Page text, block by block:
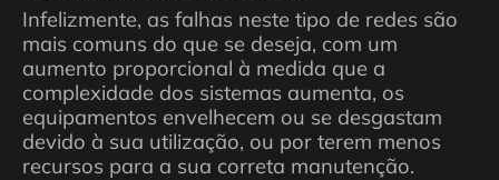
Infelizmente, as falhas neste tipo de redes são
mais comuns do que se deseja, com um
aumento proporcional à medida que a
complexidade dos sistemas aumenta, os
equipamentos envelhecem ou se desgastam
devido à sua utilização, ou por terem menos
recursos para a sua correta manutenção.